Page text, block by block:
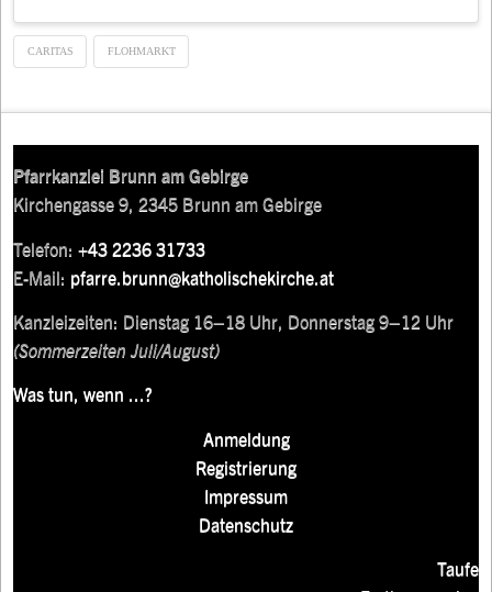
CARITAS FLOHMARKT
Pfarrkanzlei Brunn am Gebirge
Kirchengasse 9, 2345 Brunn am Gebirge
Telefon:+43 2236 31733
E-Mail: pfarre.brunn@katholischekirche.at
Kanzleizeiten: Dienstag 16–18 Uhr, Donnerstag 9–12 Uhr
(Sommerzeiten Juli/August)
Was tun, wenn ...?
Anmeldung
Registrierung
Impressum
Datenschutz
Taufe